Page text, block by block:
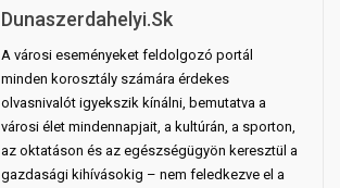
Dunaszerdahelyi.sk
A városi eseményeket feldolgozó portál
minden korosztály számára érdekes
olvasnivalót igyekszik kínálni, bemutatva a
városi élet mindennapjait, a kultúrán, a sporton,
az oktatáson és az egészségügyön keresztül a
gazdasági kihívásokig – nem feledkezve el a